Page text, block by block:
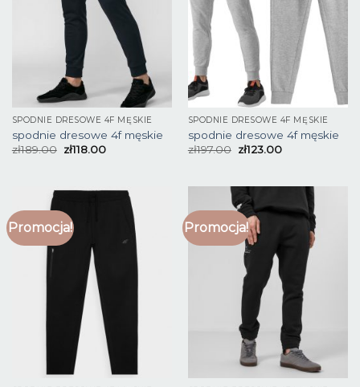
SPODNIE DRESOWE 4F MĘSKIE
spodnie dresowe 4f męskie
zł189.00 zł118.00
SPODNIE DRESOWE 4F MĘSKIE
spodnie dresowe 4f męskie
zł197.00 zł123.00
Promocja! Promocja!